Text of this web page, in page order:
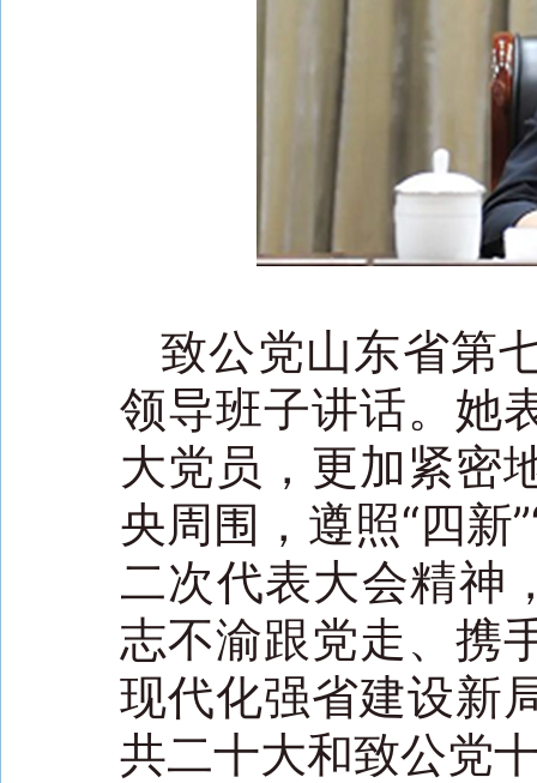
致公党山东省第
领导班子讲话。她
大党员，更加紧密
央周围，遵照“四新
二次代表大会精神
志不渝跟党走、携
现代化强省建设新
共二十大和致公党